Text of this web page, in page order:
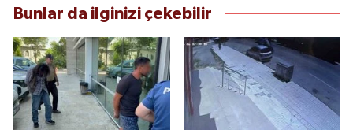
Bunlar da ilginizi çekebilir